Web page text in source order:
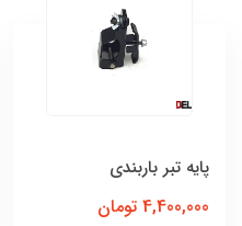
پایه تبر باربندی
4,400,000 تومان